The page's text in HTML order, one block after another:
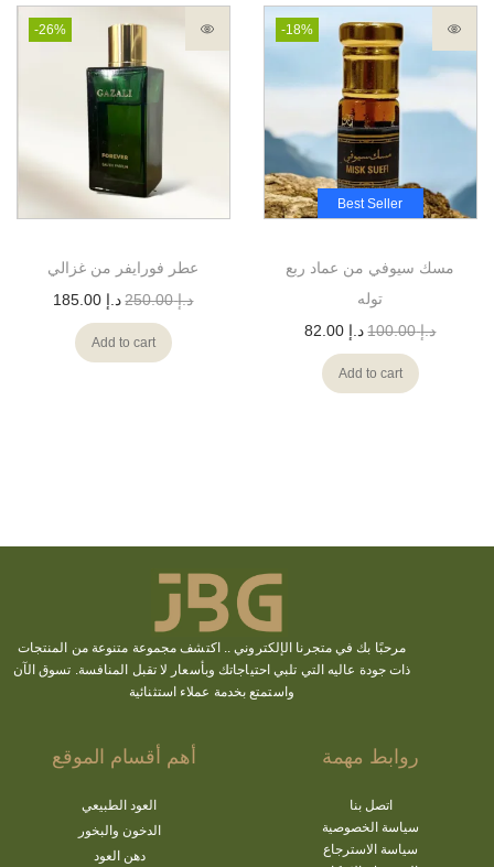
-26%
عطر فورايفر من غزالي
د.إ250.00 د.إ
Add to cart
-18%
Best Seller
مسك سيوفي من عماد ربع
توله
د.إ100.00 د.إ
Add to cart
مرحبًا بك في متجرنا الإلكتروني .. اكتشفمجموعة متنوعة من المنتجات
ذات جودة عاليه التي تلبي احتياجاتك وبأسعار لا تقبل المنافسة. تسوق الآن
واستمتع بخدمة عملاء استثنائية
أهم أقسام الموقع
العود الطبيعي
الدخون والبخور
دهن العود
روابط مهمة
اتصل بنا
سياسة الخصوصية
سياسة الاسترجاع